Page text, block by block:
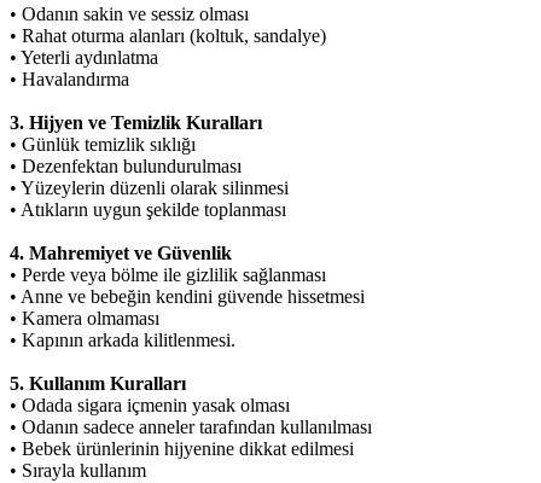
• Odanın sakin ve sessiz olması
• Rahat oturma alanları (koltuk, sandalye)
• Yeterli aydınlatma
• Havalandırma
3. Hijyen ve Temizlik Kuralları
• Günlük temizlik sıklığı
• Dezenfektan bulundurulması
• Yüzeylerin düzenli olarak silinmesi
• Atıkların uygun şekilde toplanması
4. Mahremiyet ve Güvenlik
• Perde veya bölme ile gizlilik sağlanması
• Anne ve bebeğin kendini güvende hissetmesi
• Kamera olmaması
• Kapının arkada kilitlenmesi.
5. Kullanım Kuralları
• Odada sigara içmenin yasak olması
• Odanın sadece anneler tarafından kullanılması
• Bebek ürünlerinin hijyenine dikkat edilmesi
• Sırayla kullanım